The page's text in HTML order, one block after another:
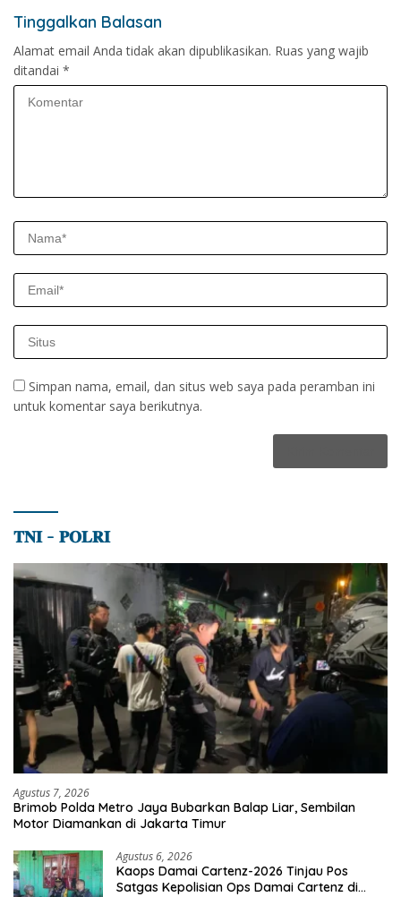
Tinggalkan Balasan
Alamat email Anda tidak akan dipublikasikan. Ruas yang wajib
ditandai *
Simpan nama, email, dan situs web saya pada peramban ini
untuk komentar saya berikutnya.
𝐓𝐍𝐈 – 𝐏𝐎𝐋𝐑𝐈
Agustus 7, 2026
Brimob Polda Metro Jaya Bubarkan Balap Liar, Sembilan
Motor Diamankan di Jakarta Timur
Agustus 6, 2026
Kaops Damai Cartenz-2026 Tinjau Pos
Satgas Kepolisian Ops Damai Cartenz di